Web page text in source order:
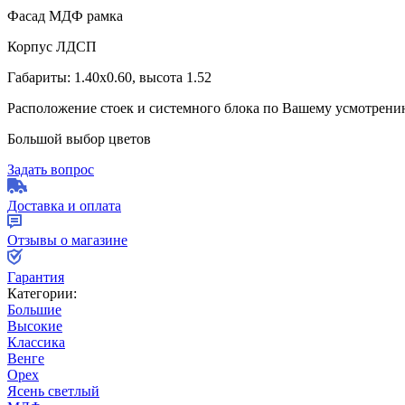
Фасад МДФ рамка
Корпус ЛДСП
Габариты: 1.40х0.60, высота 1.52
Расположение стоек и системного блока по Вашему
Большой выбор цветов
Задать вопрос
Доставка и оплата
Отзывы о магазине
Гарантия
Категории:
Большие
Высокие
Классика
Венге
Орех
Ясень светлый